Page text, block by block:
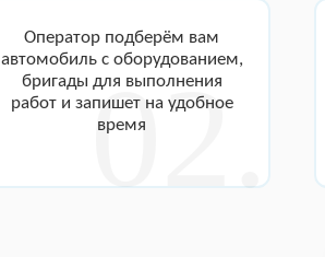
Оператор подберём вам
автомобиль с оборудованием,
бригады для выполнения
работ и запишет на удобное
время